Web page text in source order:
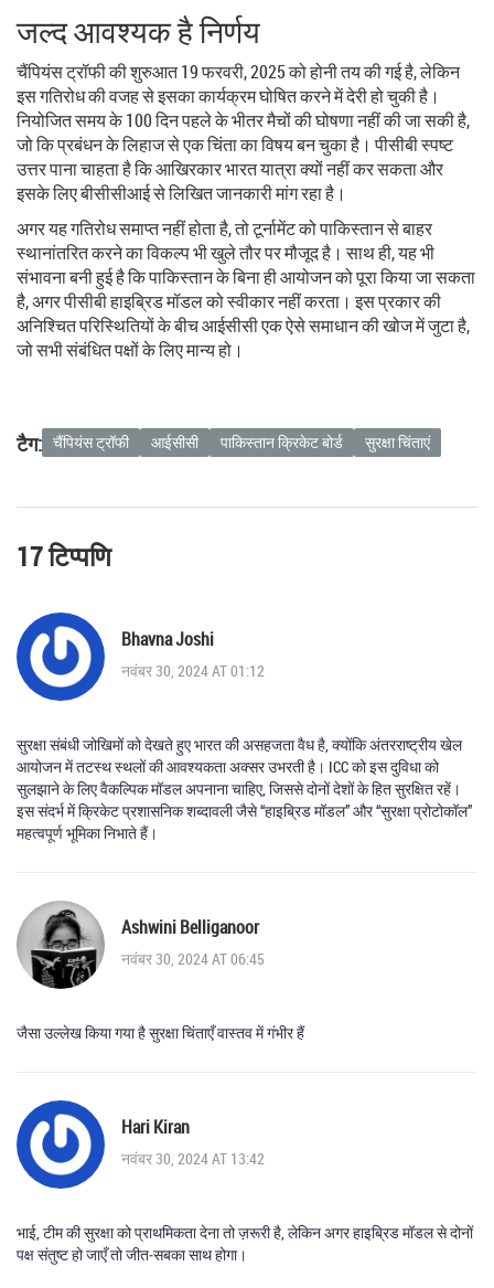
जल्द आवश्यक है निर्णय
चैंपियंस ट्रॉफी की शुरुआत 19 फरवरी, 2025 को होनी तय की गई है, लेकिन
इस गतिरोध की वजह से इसका कार्यक्रम घोषित करने में देरी हो चुकी है।
नियोजित समय के 100 दिन पहले के भीतर मैचों की घोषणा नहीं की जा सकी है,
जो कि प्रबंधन के लिहाज से एक चिंता का विषय बन चुका है। पीसीबी स्पष्ट
उत्तर पाना चाहता है कि आखिरकार भारत यात्रा क्यों नहीं कर सकता और
इसके लिए बीसीसीआई से लिखित जानकारी मांग रहा है।
अगर यह गतिरोध समाप्त नहीं होता है, तो टूर्नामेंट को पाकिस्तान से बाहर
स्थानांतरित करने का विकल्प भी खुले तौर पर मौजूद है। साथ ही, यह भी
संभावना बनी हुई है कि पाकिस्तान के बिना ही आयोजन को पूरा किया जा सकता
है, अगर पीसीबी हाइब्रिड मॉडल को स्वीकार नहीं करता। इस प्रकार की
अनिश्चित परिस्थितियों के बीच आईसीसी एक ऐसे समाधान की खोज में जुटा है,
जो सभी संबंधित पक्षों के लिए मान्य हो।
टैग: चैंपियंस ट्रॉफी आईसीसी पाकिस्तान क्रिकेट बोर्ड सुरक्षा चिंताएं
17 टिप्पणि
Bhavna Joshi
नवंबर 30, 2024 AT 01:12
सुरक्षा संबंधी जोखिमों को देखते हुए भारत की असहजता वैध है, क्योंकि अंतरराष्ट्रीय खेल
आयोजन में तटस्थ स्थलों की आवश्यकता अक्सर उभरती है। ICC को इस दुविधा को
सुलझाने के लिए वैकल्पिक मॉडल अपनाना चाहिए, जिससे दोनों देशों के हित सुरक्षित रहें।
इस संदर्भ में क्रिकेट प्रशासनिक शब्दावली जैसे “हाइब्रिड मॉडल” और “सुरक्षा प्रोटोकॉल”
महत्वपूर्ण भूमिका निभाते हैं।
Ashwini Belliganoor
नवंबर 30, 2024 AT 06:45
जैसा उल्लेख किया गया है सुरक्षा चिंताएँ वास्तव में गंभीर हैं
Hari Kiran
नवंबर 30, 2024 AT 13:42
भाई, टीम की सुरक्षा को प्राथमिकता देना तो ज़रूरी है, लेकिन अगर हाइब्रिड मॉडल से दोनों
पक्ष संतुष्ट हो जाएँ तो जीत‑सबका साथ होगा।